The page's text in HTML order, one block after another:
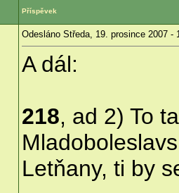
Příspěvek
Odesláno Středa, 19. prosince 2007 -
A dál:
218, ad 2) To
Letňany, ti by